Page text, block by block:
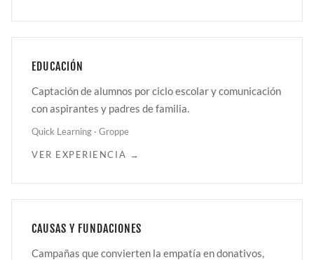
EDUCACIÓN
Captación de alumnos por ciclo escolar y comunicación
con aspirantes y padres de familia.
Quick Learning · Groppe
VER EXPERIENCIA →
CAUSAS Y FUNDACIONES
Campañas que convierten la empatía en donativos,